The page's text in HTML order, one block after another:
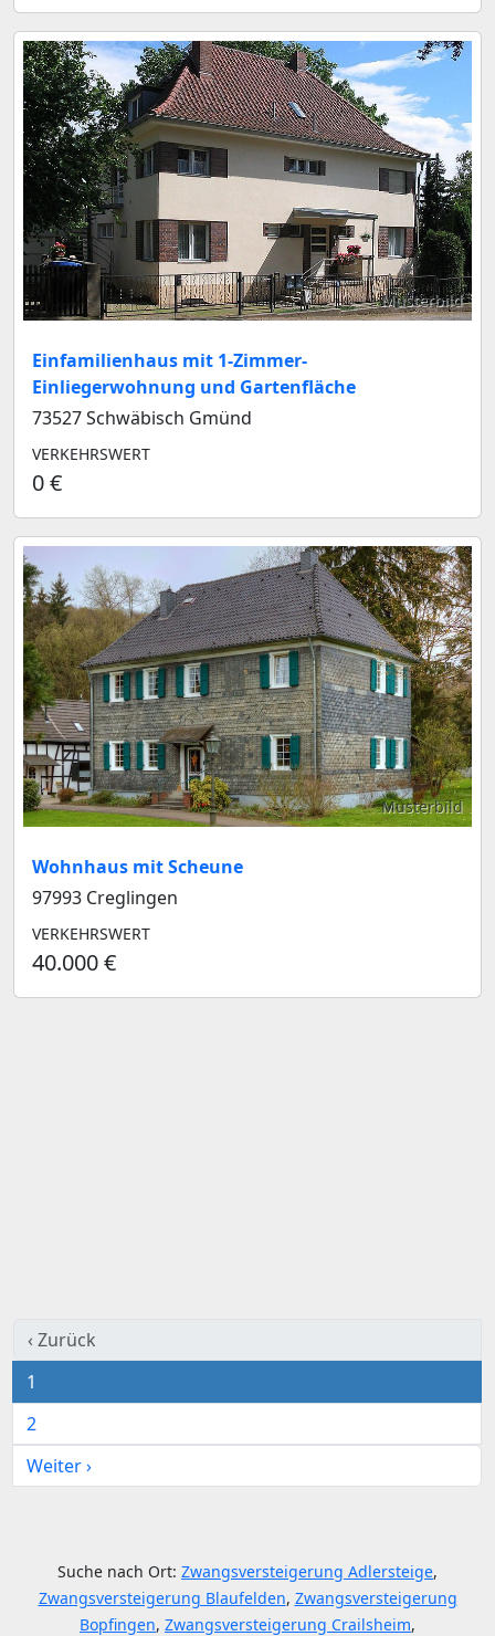
Musterbild
Einfamilienhaus mit 1-Zimmer-
Einliegerwohnung und Gartenfläche
73527 Schwäbisch Gmünd
VERKEHRSWERT
0 €
Musterbild
Wohnhaus mit Scheune
97993 Creglingen
VERKEHRSWERT
40.000 €
‹ Zurück
1
2
Weiter ›
Suche nach Ort: Zwangsversteigerung Adlersteige,
Zwangsversteigerung Blaufelden, Zwangsversteigerung
Bopfingen, Zwangsversteigerung Crailsheim,